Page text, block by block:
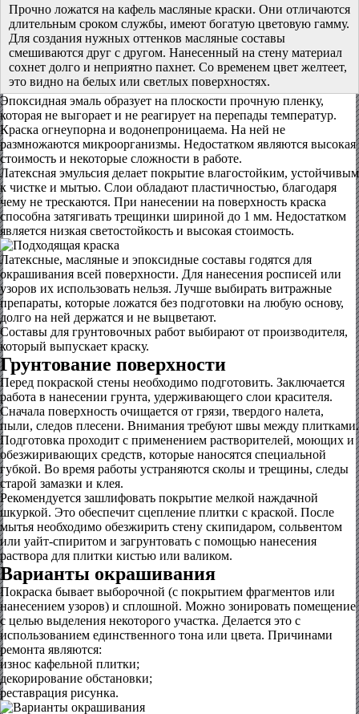
Прочно ложатся на кафель масляные краски. Они отличаются
длительным сроком службы, имеют богатую цветовую гамму.
Для создания нужных оттенков масляные составы
смешиваются друг с другом. Нанесенный на стену материал
сохнет долго и неприятно пахнет. Со временем цвет желтеет,
это видно на белых или светлых поверхностях.
Эпоксидная эмаль образует на плоскости прочную пленку,
которая не выгорает и не реагирует на перепады температур.
Краска огнеупорна и водонепроницаема. На ней не
размножаются микроорганизмы. Недостатком являются высокая
стоимость и некоторые сложности в работе.
Латексная эмульсия делает покрытие влагостойким, устойчивым
к чистке и мытью. Слои обладают пластичностью, благодаря
чему не трескаются. При нанесении на поверхность краска
способна затягивать трещинки шириной до 1 мм. Недостатком
является низкая светостойкость и высокая стоимость.
Латексные, масляные и эпоксидные составы годятся для
окрашивания всей поверхности. Для нанесения росписей или
узоров их использовать нельзя. Лучше выбирать витражные
препараты, которые ложатся без подготовки на любую основу,
долго на ней держатся и не выцветают.
Составы для грунтовочных работ выбирают от производителя,
который выпускает краску.
Грунтование поверхности
Перед покраской стены необходимо подготовить. Заключается
работа в нанесении грунта, удерживающего слои красителя.
Сначала поверхность очищается от грязи, твердого налета,
пыли, следов плесени. Внимания требуют швы между плитками.
Подготовка проходит с применением растворителей, моющих и
обезжиривающих средств, которые наносятся специальной
губкой. Во время работы устраняются сколы и трещины, следы
старой замазки и клея.
Рекомендуется зашлифовать покрытие мелкой наждачной
шкуркой. Это обеспечит сцепление плитки с краской. После
мытья необходимо обезжирить стену скипидаром, сольвентом
или уайт-спиритом и загрунтовать с помощью нанесения
раствора для плитки кистью или валиком.
Варианты окрашивания
Покраска бывает выборочной (с покрытием фрагментов или
нанесением узоров) и сплошной. Можно зонировать помещение
с целью выделения некоторого участка. Делается это с
использованием единственного тона или цвета. Причинами
ремонта являются:
износ кафельной плитки;
декорирование обстановки;
реставрация рисунка.